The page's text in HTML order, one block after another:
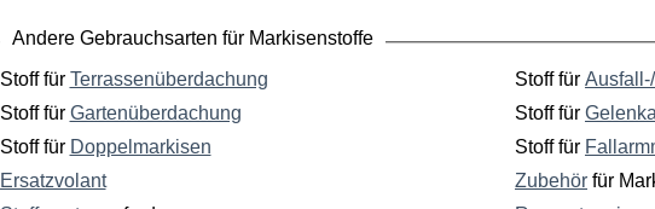
Andere Gebrauchsarten für Markisenstoffe
Stoff für Terrassenüberdachung Stoff für
Stoff für Gartenüberdachung Stoff für
Stoff für Doppelmarkisen Stoff für
Ersatzvolant
Zubehör für